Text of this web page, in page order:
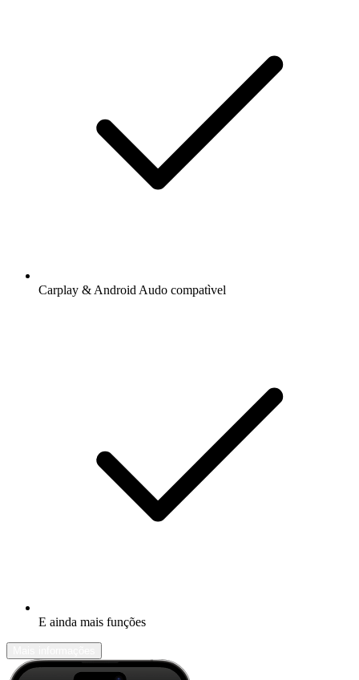
Carplay & Android Audo compatìvel
E ainda mais funções